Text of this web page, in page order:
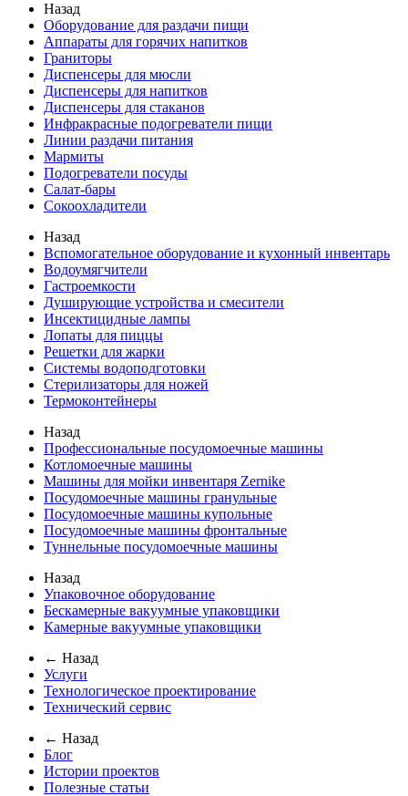
Назад
Оборудование для раздачи пищи
Аппараты для горячих напитков
Граниторы
Диспенсеры для мюсли
Диспенсеры для напитков
Диспенсеры для стаканов
Инфракрасные подогреватели пищи
Линии раздачи питания
Мармиты
Подогреватели посуды
Салат-бары
Сокоохладители
Назад
Вспомогательное оборудование и кухонный инвентарь
Водоумягчители
Гастроемкости
Душирующие устройства и смесители
Инсектицидные лампы
Лопаты для пиццы
Решетки для жарки
Системы водоподготовки
Стерилизаторы для ножей
Термоконтейнеры
Назад
Профессиональные посудомоечные машины
Котломоечные машины
Машины для мойки инвентаря Zernike
Посудомоечные машины гранульные
Посудомоечные машины купольные
Посудомоечные машины фронтальные
Туннельные посудомоечные машины
Назад
Упаковочное оборудование
Бескамерные вакуумные упаковщики
Камерные вакуумные упаковщики
← Назад
Услуги
Технологическое проектирование
Технический сервис
← Назад
Блог
Истории проектов
Полезные статьи